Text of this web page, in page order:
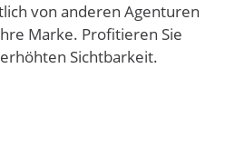
von anderen Agenturen
Marke. Profitieren Sie
Sichtbarkeit.